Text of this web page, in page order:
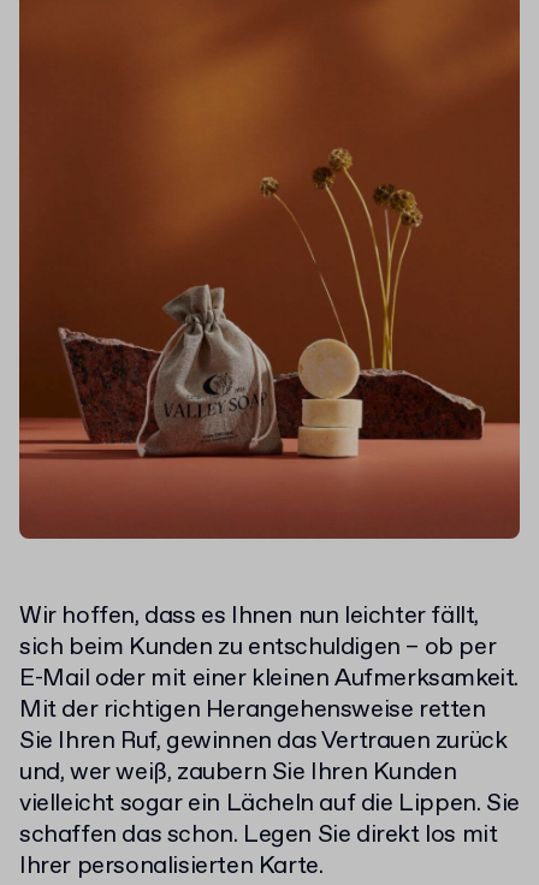
Wir hoffen, dass es Ihnen nun leichter fällt,
sich beim Kunden zu entschuldigen – ob per
E-Mail oder mit einer kleinen Aufmerksamkeit.
Mit der richtigen Herangehensweise retten
Sie Ihren Ruf, gewinnen das Vertrauen zurück
und, wer weiß, zaubern Sie Ihren Kunden
vielleicht sogar ein Lächeln auf die Lippen. Sie
schaffen das schon. Legen Sie direkt los mit
Ihrer personalisierten Karte.